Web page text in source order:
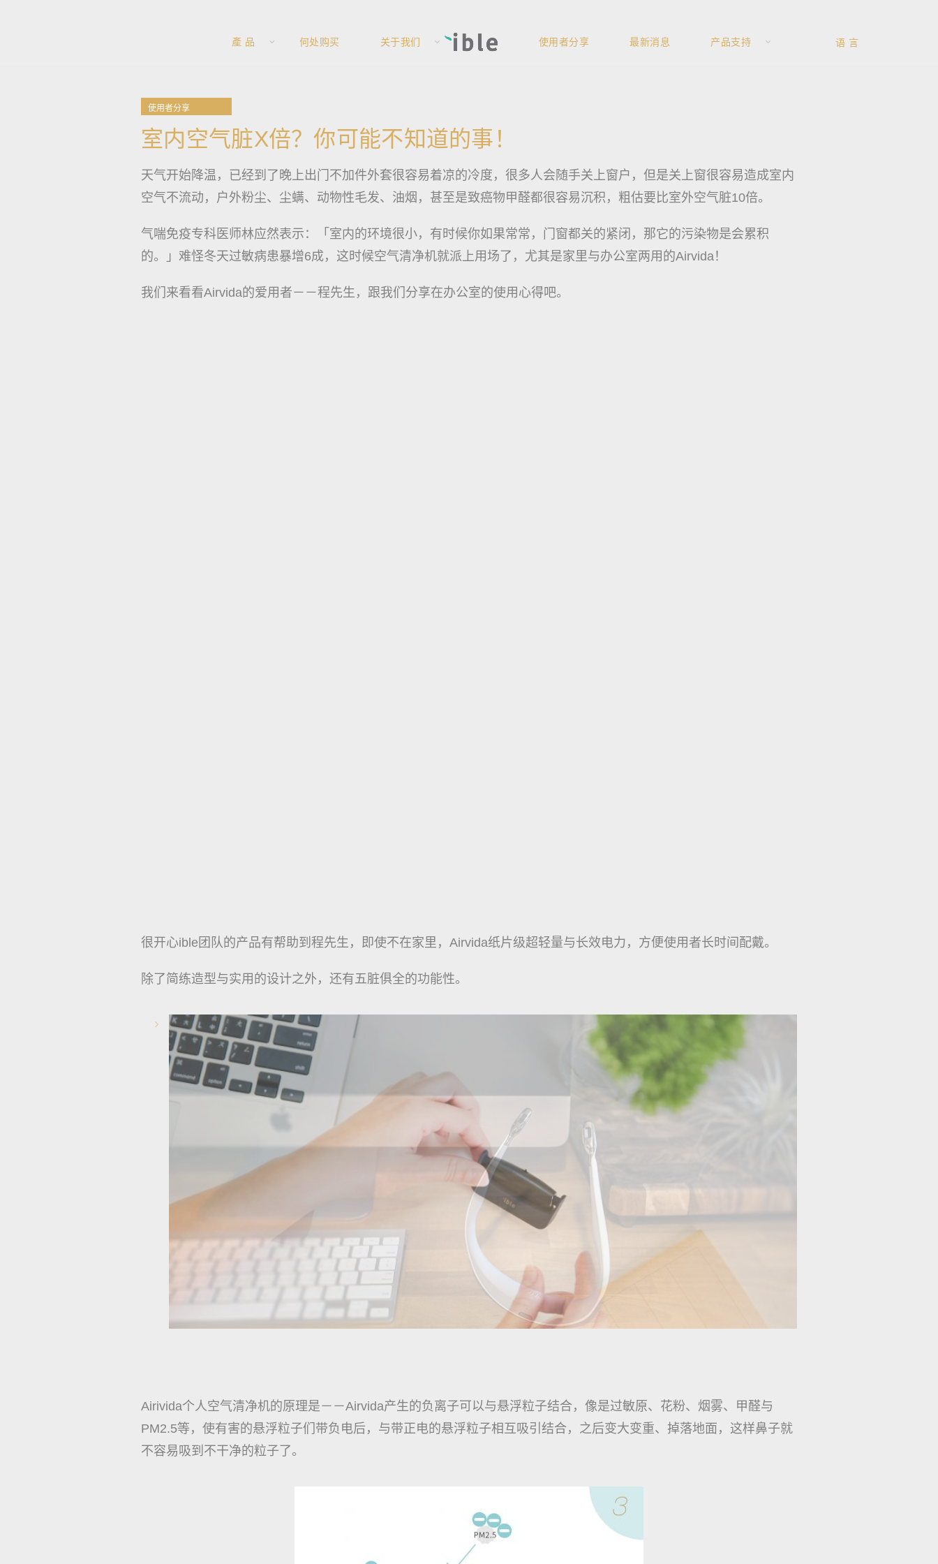
產 品 何处购买 关于我们 使用者分享 最新消息 产品支持
使用者分享
室内空气脏X倍？你可能不知道的事！
天气开始降温，已经到了晚上出门不加件外套很容易着凉的冷度，很多人会随手关上窗户，但是关上窗很容易造成室内
空气不流动，户外粉尘、尘螨、动物性毛发、油烟，甚至是致癌物甲醛都很容易沉积，粗估要比室外空气脏10倍。
气喘免疫专科医师林应然表示：「室内的环境很小，有时候你如果常常，门窗都关的紧闭，那它的污染物是会累积
的。」难怪冬天过敏病患暴增6成，这时候空气清净机就派上用场了，尤其是家里与办公室两用的Airvida！
我们来看看Airvida的爱用者－－程先生，跟我们分享在办公室的使用心得吧。
很开心ible团队的产品有帮助到程先生，即使不在家里，Airvida纸片级超轻量与长效电力，方便使用者长时间配戴。
除了简练造型与实用的设计之外，还有五脏俱全的功能性。
Airivida个人空气清净机的原理是－－Airvida产生的负离子可以与悬浮粒子结合，像是过敏原、花粉、烟雾、甲醛与
PM2.5等，使有害的悬浮粒子们带负电后，与带正电的悬浮粒子相互吸引结合，之后变大变重、掉落地面，这样鼻子就
不容易吸到不干净的粒子了。